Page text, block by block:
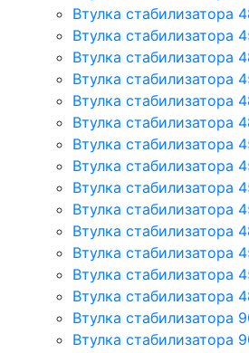
Втулка стабилизатора
Втулка стабилизатора
Втулка стабилизатора
Втулка стабилизатора
Втулка стабилизатора
Втулка стабилизатора
Втулка стабилизатора
Втулка стабилизатора
Втулка стабилизатора
Втулка стабилизатора
Втулка стабилизатора
Втулка стабилизатора
Втулка стабилизатора
Втулка стабилизатора
Втулка стабилизатора
Втулка стабилизатора